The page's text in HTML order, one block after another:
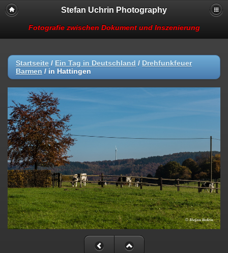
Stefan Uchrin Photography
Fotografie zwischen Dokument und Inszenierung
Startseite / Ein Tag in Deutschland / Drehfunkfeuer
Barmen / in Hattingen